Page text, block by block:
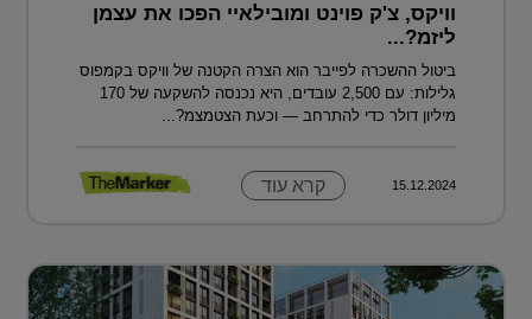
וויקס, צ'ק פוינט ומובילאיי הפכו את עצמן
ליזמ?...
ביטול ההשכרה לפייבר הוא הצרה הקטנה של וויקס בקמפוס
גלילות: עם 2,500 עובדים, היא נכנסה להשקעה של 170
מיליון דולר כדי להתרחב — וכעת הצטמצמ?...
15.12.2024 קרא עוד